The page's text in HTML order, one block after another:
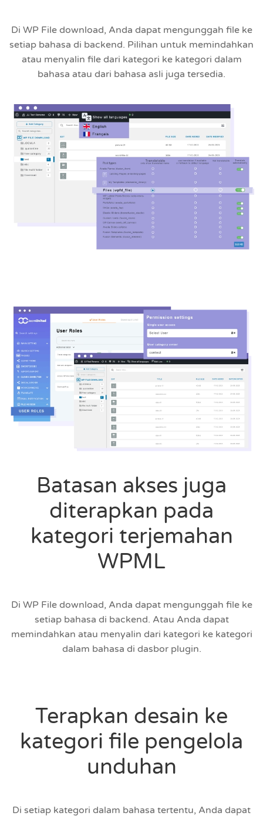
Di WP File download, Anda dapat mengunggah file ke
setiap bahasa di backend. Pilihan untuk memindahkan
atau menyalin file dari kategori ke kategori dalam
bahasa atau dari bahasa asli juga tersedia.
Batasan akses juga
diterapkan pada
kategori terjemahan
WPML
Di WP File download, Anda dapat mengunggah file ke
setiap bahasa di backend. Atau Anda dapat
memindahkan atau menyalin dari kategori ke kategori
dalam bahasa di dasbor plugin.
Terapkan desain ke
kategori file pengelola
unduhan
Di setiap kategori dalam bahasa tertentu, Anda dapat